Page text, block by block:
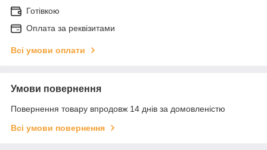
Готівкою
Оплата за реквізитами
Всі умови оплати
Умови повернення
Повернення товару впродовж 14 днів за домовленістю
Всі умови повернення